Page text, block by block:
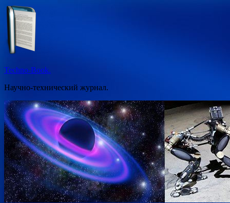
Перейти
к
содержимому
Techno-Book.
Научно-технический журнал.